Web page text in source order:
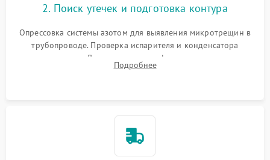
2. Поиск утечек и подготовка контура
Опрессовка системы азотом для выявления микротрещин в
трубопроводе. Проверка испарителя и конденсатора
течеискателем. Демонтаж старого фильтра-осушителя и
продувка капиллярной трубки для устранения засоров.
Подробнее